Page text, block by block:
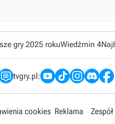
gry 2025 rokuWiedźmin 4
tvgry.pl:
cookies Reklama Zespół